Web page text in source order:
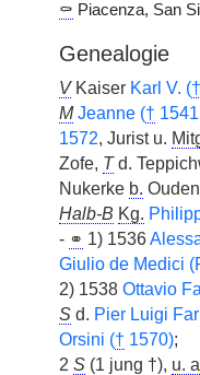
⚰ Piacenza, San
Genealogie
VKaiser Karl V. (†
M Jeanne († 1541
1572, Jurist u.
Zofe, Td.
Nukerke b.
Halb-B Kg.
- ⚭ 1) 1536
Giulio de Medici
2) 1538 Ottavio
S d. Pier Luigi
Orsini († 1570);
2 S (1 jung †), u.